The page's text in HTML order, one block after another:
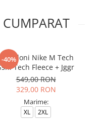
-40%
Nike M Tech
Tech Fleece + Jggr
549,00 RON
329,00 RON
Marime:
XL 2XL